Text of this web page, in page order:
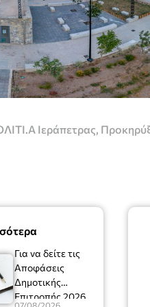
Ιεράπετρας,
Για να δείτε τις
Αποφάσεις
Δημοτικής
Επιτροπής 2026